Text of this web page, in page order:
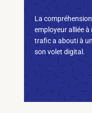
La
employeur alliée
trafic a abouti à
son volet digital.